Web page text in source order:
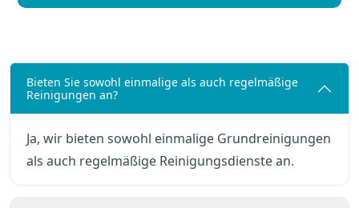
Bieten Sie sowohl einmalige als auch regelmäßige
Reinigungen an?
Ja, wir bieten sowohl einmalige Grundreinigungen
als auch regelmäßige Reinigungsdienste an.